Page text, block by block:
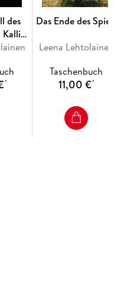
des
Kallio
*
Das Ende des
Leena Lehtolainen
Taschenbuch
11,00 €*